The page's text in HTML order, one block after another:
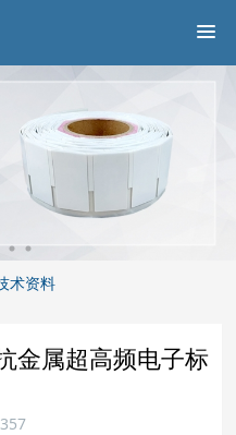
术资料
金属超高频电子标
357